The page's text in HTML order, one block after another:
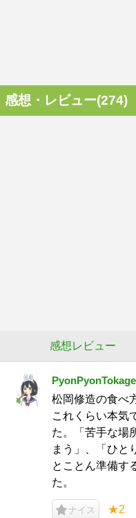
感想・レビュー(274)
感想レビュー
PyonPyonTokage
松岡修造の食べ
これくらい本気
た。「苦手な場
まう」、「ひと
とことん準備す
た。
ナイス ★2